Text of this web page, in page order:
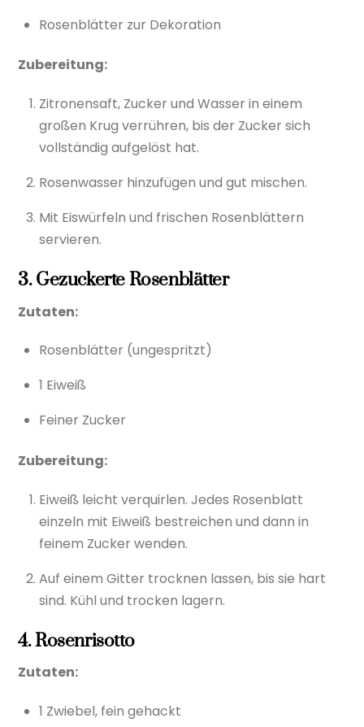
Rosenblätter zur Dekoration
Zubereitung:
Zitronensaft, Zucker und Wasser in einem
großen Krug verrühren, bis der Zucker sich
vollständig aufgelöst hat.
Rosenwasser hinzufügen und gut mischen.
Mit Eiswürfeln und frischen Rosenblättern
servieren.
3. Gezuckerte Rosenblätter
Zutaten:
Rosenblätter (ungespritzt)
1 Eiweiß
Feiner Zucker
Zubereitung:
Eiweiß leicht verquirlen. Jedes Rosenblatt
einzeln mit Eiweiß bestreichen und dann in
feinem Zucker wenden.
Auf einem Gitter trocknen lassen, bis sie hart
sind. Kühl und trocken lagern.
4. Rosenrisotto
Zutaten:
1 Zwiebel, fein gehackt